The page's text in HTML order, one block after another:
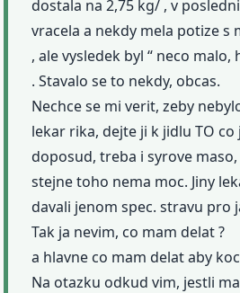
dostala na 2,75 kg/ , v
vracela a nekdy mela potize s
, ale vysledek byl “ neco malo,
. Stavalo se to nekdy, obcas.
Nechce se mi verit, zeby
lekar rika, dejte ji k jidlu TO co
doposud, treba i syrove
stejne toho nema moc. Jiny
davali jenom spec. stravu pro
Tak ja nevim, co mam delat ?
a hlavne co mam delat aby
Na otazku odkud vim, jestli